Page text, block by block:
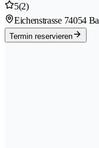
5(2)
Eichenstrasse 74054
Termin reservieren